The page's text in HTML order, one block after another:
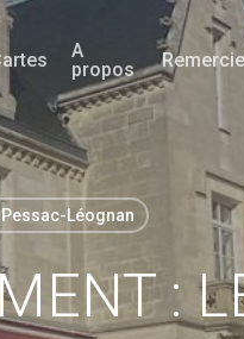
A
propos
Léognan
: